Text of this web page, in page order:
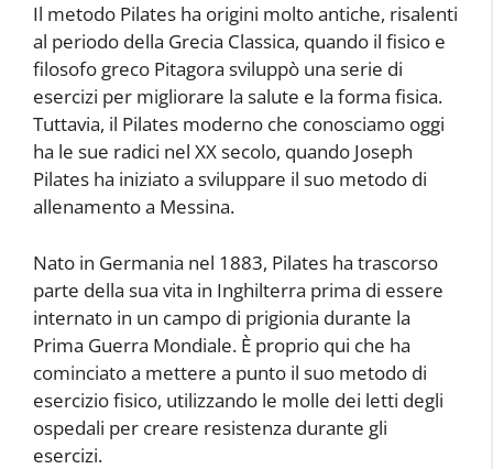
Il metodo Pilates ha origini molto antiche, risalenti
al periodo della Grecia Classica, quando il fisico e
filosofo greco Pitagora sviluppò una serie di
esercizi per migliorare la salute e la forma fisica.
Tuttavia, il Pilates moderno che conosciamo oggi
ha le sue radici nel XX secolo, quando Joseph
Pilates ha iniziato a sviluppare il suo metodo di
allenamento a Messina.
Nato in Germania nel 1883, Pilates ha trascorso
parte della sua vita in Inghilterra prima di essere
internato in un campo di prigionia durante la
Prima Guerra Mondiale. È proprio qui che ha
cominciato a mettere a punto il suo metodo di
esercizio fisico, utilizzando le molle dei letti degli
ospedali per creare resistenza durante gli
esercizi.